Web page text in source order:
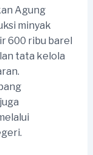
Agung
minyak
600 ribu barel
tata kelola